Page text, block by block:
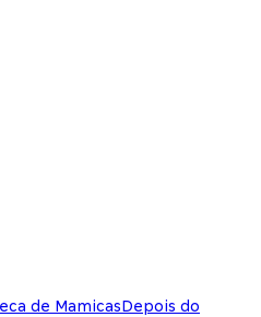
de MamicasDepois do